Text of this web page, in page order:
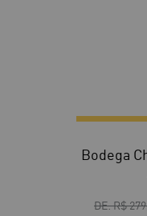
Bodega
DE:R$